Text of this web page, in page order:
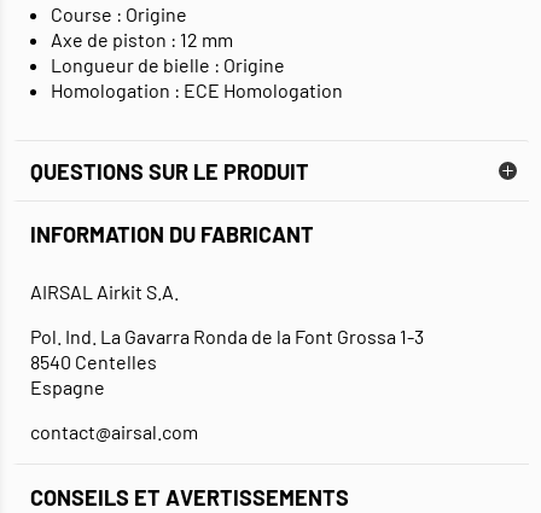
Course : Origine
Axe de piston : 12 mm
Longueur de bielle : Origine
Homologation : ECE Homologation
QUESTIONS SUR LE PRODUIT
INFORMATION DU FABRICANT
AIRSAL Airkit S.A.
Pol. Ind. La Gavarra Ronda de la Font Grossa 1-3
8540 Centelles
Espagne
contact@airsal.com
CONSEILS ET AVERTISSEMENTS